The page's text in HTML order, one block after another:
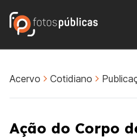
Acervo Cotidiano
Ação do Corpo